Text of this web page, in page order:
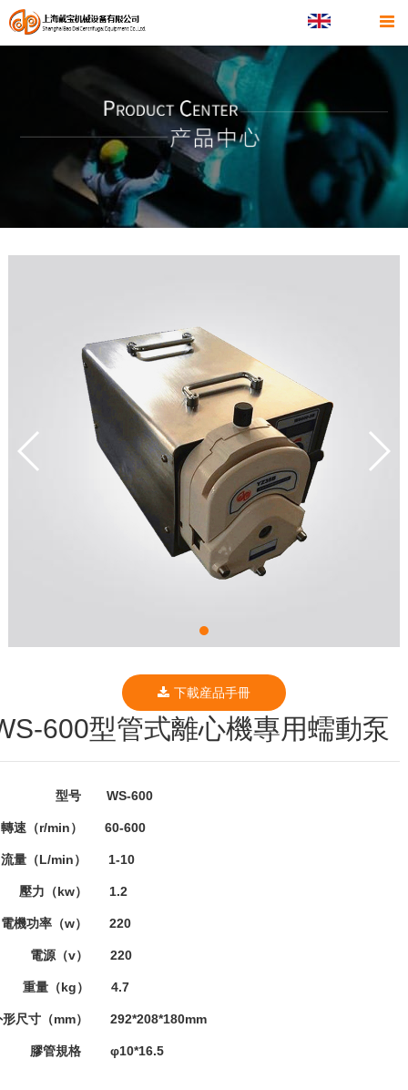
下載産品手冊
600型管式離心機專用蠕動泵
号 WS-600
速（r/min） 60-600
量（L/min） 1-10
力（kw） 1.2
機功率（w） 220
源（v） 220
量（kg） 4.7
形尺寸（mm） 292*208*180mm
管規格 φ10*16.5